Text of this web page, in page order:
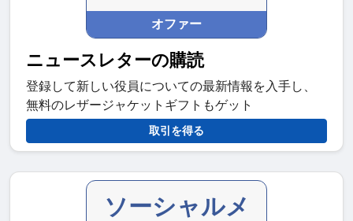
オファー
ニュースレターの購読
登録して新しい役員についての最新情報を入手し、
無料のレザージャケットギフトもゲット
取引を得る
ソーシャルメ